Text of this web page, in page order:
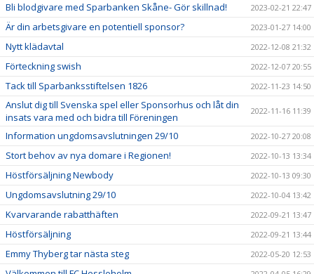
Bli blodgivare med Sparbanken Skåne- Gör skillnad! 2023-02-21 22:47
Är din arbetsgivare en potentiell sponsor? 2023-01-27 14:00
Nytt klädavtal 2022-12-08 21:32
Förteckning swish 2022-12-07 20:55
Tack till Sparbanksstiftelsen 1826 2022-11-23 14:50
Anslut dig till Svenska spel eller Sponsorhus och låt din
insats vara med och bidra till Föreningen
2022-11-16 11:39
Information ungdomsavslutningen 29/10 2022-10-27 20:08
Stort behov av nya domare i Regionen! 2022-10-13 13:34
Höstförsäljning Newbody 2022-10-13 09:30
Ungdomsavslutning 29/10 2022-10-04 13:42
Kvarvarande rabatthäften 2022-09-21 13:47
Höstförsäljning 2022-09-21 13:44
Emmy Thyberg tar nästa steg 2022-05-20 12:53